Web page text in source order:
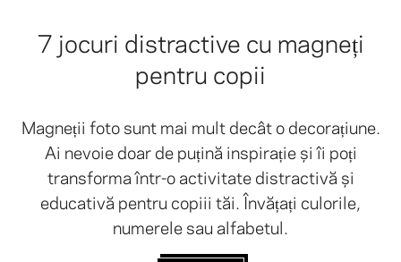
7 jocuri distractive cu magneți
pentru copii
Magneții foto sunt mai mult decât o decorațiune.
Ai nevoie doar de puțină inspirație și îi poți
transforma într-o activitate distractivă și
educativă pentru copiii tăi. Învățați culorile,
numerele sau alfabetul.